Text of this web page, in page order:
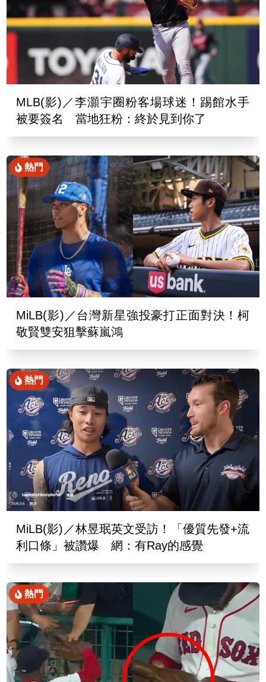
MLB(影)／李灝宇圈粉客場球迷！踢館水手
被要簽名 當地狂粉：終於見到你了
熱門
MiLB(影)／台灣新星強投豪打正面對決！柯
敬賢雙安狙擊蘇嵐鴻
熱門
MiLB(影)／林昱珉英文受訪！「優質先發+流
利口條」被讚爆 網：有Ray的感覺
熱門